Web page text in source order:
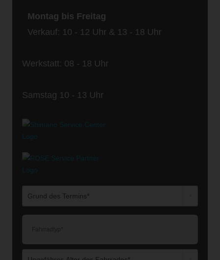
Montag bis Freitag
Verkauf: 10 - 12 Uhr & 13 - 18 Uhr
Werkstatt: 08 - 18 Uhr
Samstag 10 - 13 Uhr